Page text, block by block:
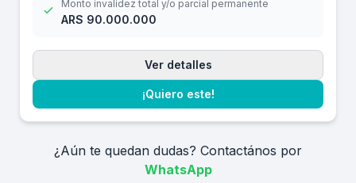
Monto invalidez total y/o parcial permanente
ARS 90.000.000
Ver detalles
¡Quiero este!
¿Aún te quedan dudas? Contactános por
WhatsApp